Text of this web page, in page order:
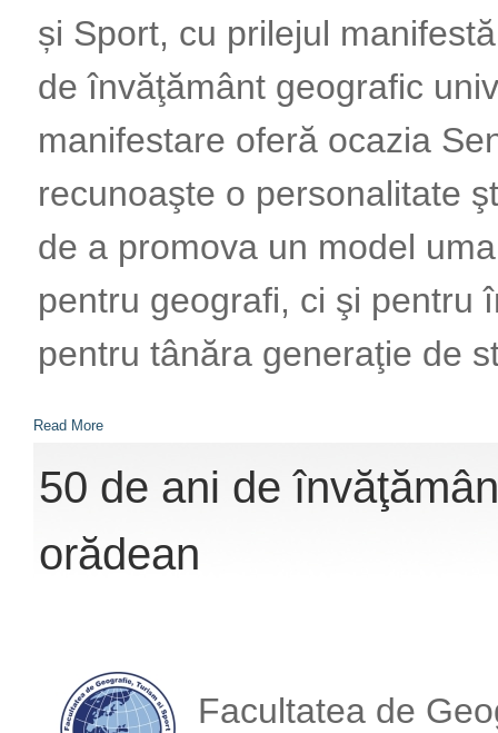
și Sport, cu prilejul
de învăţământ geografic
manifestare oferă ocazia
recunoaşte o personalitate
de a promova un model
pentru geografi, ci şi pentru
pentru tânăra generaţie de
Read More
50 de ani de
orădean
Facultatea de